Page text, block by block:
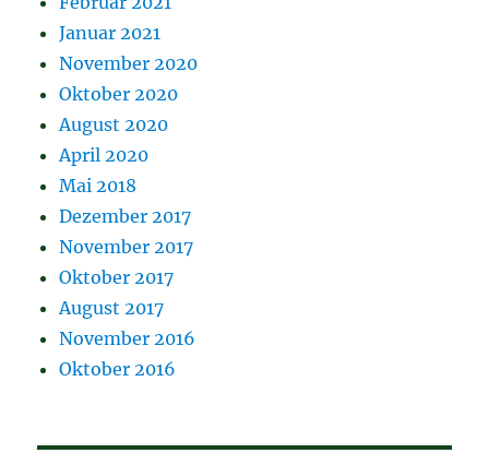
Januar 2021
November 2020
Oktober 2020
August 2020
April 2020
Mai 2018
Dezember 2017
November 2017
Oktober 2017
August 2017
November 2016
Oktober 2016